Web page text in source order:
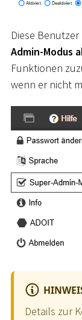
Diese
Admin-Modus
Funktionen
wenn er nicht
Details zur